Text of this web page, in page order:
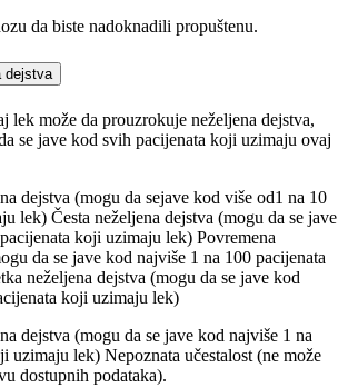
da biste nadoknadili propuštenu.
dejstva
lek može da prouzrokuje neželjena dejstva,
se jave kod svih pacijenata koji uzimaju ovaj
dejstva (mogu da sejave kod više od1 na 10
lek) Česta neželjena dejstva (mogu da se jave
koji uzimaju lek) Povremena
da se jave kod najviše 1 na 100 pacijenata
neželjena dejstva (mogu da se jave kod
koji uzimaju lek)
dejstva (mogu da se jave kod najviše 1 na
uzimaju lek) Nepoznata učestalost (ne može
dostupnih podataka).